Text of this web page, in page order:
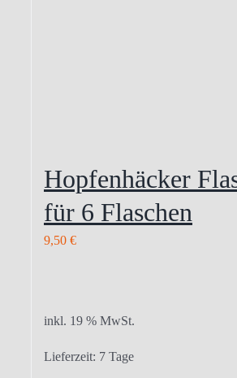
Hopfenhäcker
für 6 Flaschen
9,50 €
inkl. 19 % MwSt.
Lieferzeit: 7 Tage